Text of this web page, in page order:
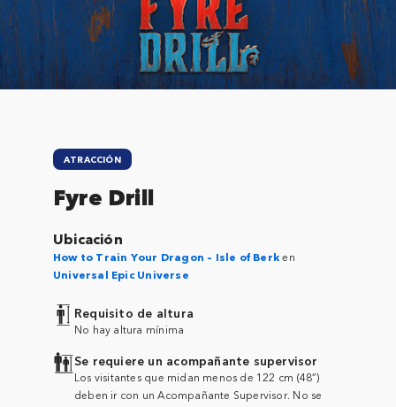
Close
ATRACCIÓN
Fyre Drill
Ubicación
How to Train Your Dragon – Isle of Berken
Universal Epic Universe
Requisito de altura
No hay altura mínima
Se requiere un acompañante supervisor
Los visitantes que midan menos de 122 cm (48”)
deben ir con un Acompañante Supervisor. No se